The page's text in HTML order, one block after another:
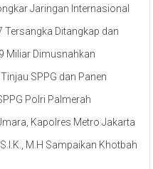
Jaringan Internasional
Tersangka Ditangkap dan
Miliar Dimusnahkan
SPPG dan Panen
Polri Palmerah
Kapolres Metro Jakarta
M.H Sampaikan Khotbah